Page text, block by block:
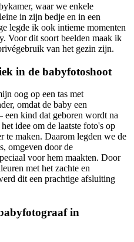
waar we enkele
in zijn bedje en in een
legde ik ook intieme momenten
Voor dit soort beelden maak ik
van het gezin zijn.
in de babyfotoshoot
oog op een tas met
omdat de baby een
een kind dat geboren wordt na
idee om de laatste foto's op
te maken. Daarom legden we de
omgeven door de
voor hem maakten. Door
met het zachte en
dit een prachtige afsluiting
in